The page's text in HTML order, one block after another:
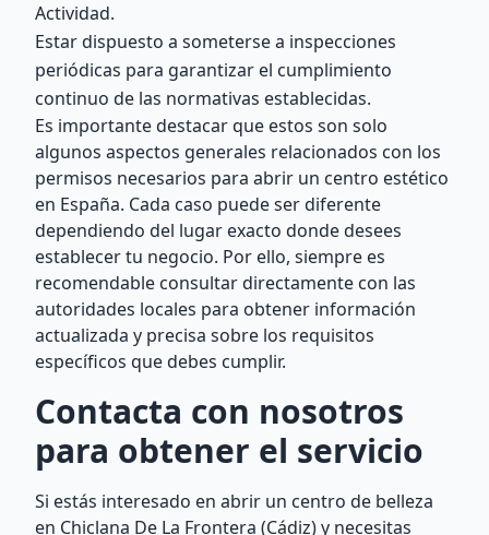
Actividad.
Estar dispuesto a someterse a inspecciones
periódicas para garantizar el cumplimiento
continuo de las normativas establecidas.
Es importante destacar que estos son solo
algunos aspectos generales relacionados con los
permisos necesarios para abrir un centro estético
en España. Cada caso puede ser diferente
dependiendo del lugar exacto donde desees
establecer tu negocio. Por ello, siempre es
recomendable consultar directamente con las
autoridades locales para obtener información
actualizada y precisa sobre los requisitos
específicos que debes cumplir.
Contacta con nosotros
para obtener el servicio
Si estás interesado en abrir un centro de belleza
en Chiclana De La Frontera (Cádiz) y necesitas